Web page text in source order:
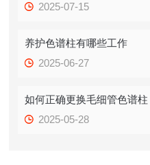
2025-07-15
养护色谱柱有哪些工作
2025-06-27
如何正确更换毛细管色谱柱
2025-05-28